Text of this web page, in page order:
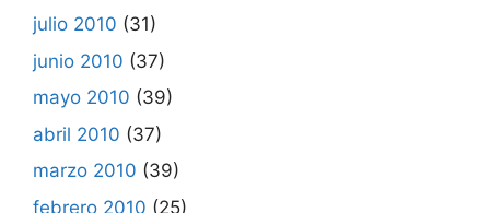
julio 2010 (31)
junio 2010 (37)
mayo 2010 (39)
abril 2010 (37)
marzo 2010 (39)
febrero 2010 (25)